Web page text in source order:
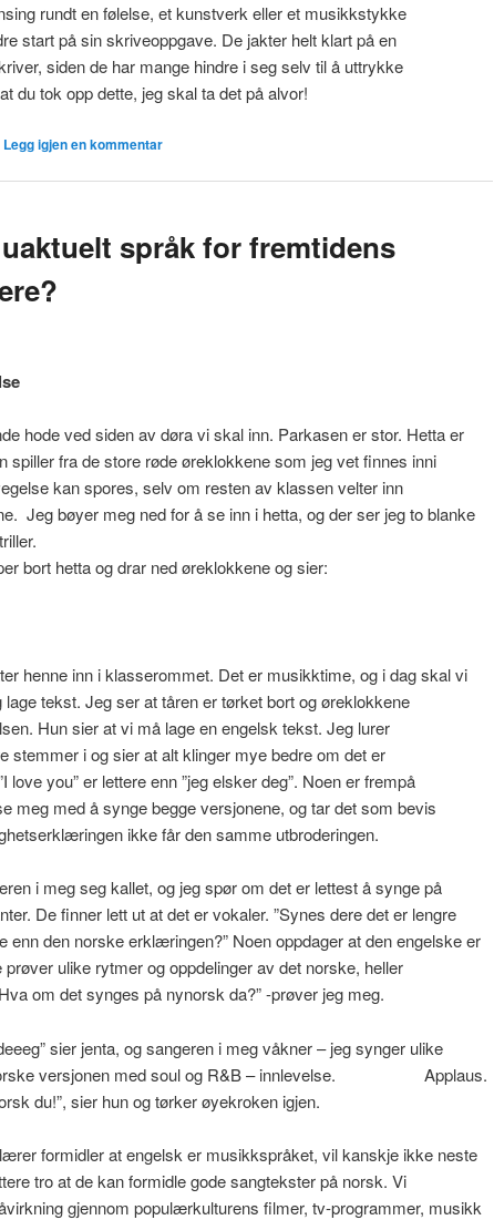
rundt en følelse, et kunstverk eller et musikkstykke
start på sin skriveoppgave. De jakter helt klart på en
siden de har mange hindre i seg selv til å uttrykke
du tok opp dette, jeg skal ta det på alvor!
Legg igjen en kommentar
språk for fremtidens
hode ved siden av døra vi skal inn. Parkasen er stor. Hetta er
spiller fra de store røde øreklokkene som jeg vet finnes inni
kan spores, selv om resten av klassen velter inn
Jeg bøyer meg ned for å se inn i hetta, og der ser jeg to blanke
bort hetta og drar ned øreklokkene og sier:
henne inn i klasserommet. Det er musikktime, og i dag skal vi
tekst. Jeg ser at tåren er tørket bort og øreklokkene
Hun sier at vi må lage en engelsk tekst. Jeg lurer
stemmer i og sier at alt klinger mye bedre om det er
love you” er lettere enn ”jeg elsker deg”. Noen er frempå
meg med å synge begge versjonene, og tar det som bevis
ikke får den samme utbroderingen.
i meg seg kallet, og jeg spør om det er lettest å synge på
De finner lett ut at det er vokaler. ”Synes dere det er lengre
enn den norske erklæringen?” Noen oppdager at den engelske er
prøver ulike rytmer og oppdelinger av det norske, heller
om det synges på nynorsk da?” -prøver jeg meg.
sier jenta, og sangeren i meg våkner – jeg synger ulike
versjonen med soul og R&B – innlevelse. Applaus.
du!”, sier hun og tørker øyekroken igjen.
formidler at engelsk er musikkspråket, vil kanskje ikke neste
tro at de kan formidle gode sangtekster på norsk. Vi
gjennom populærkulturens filmer, tv-programmer, musikk